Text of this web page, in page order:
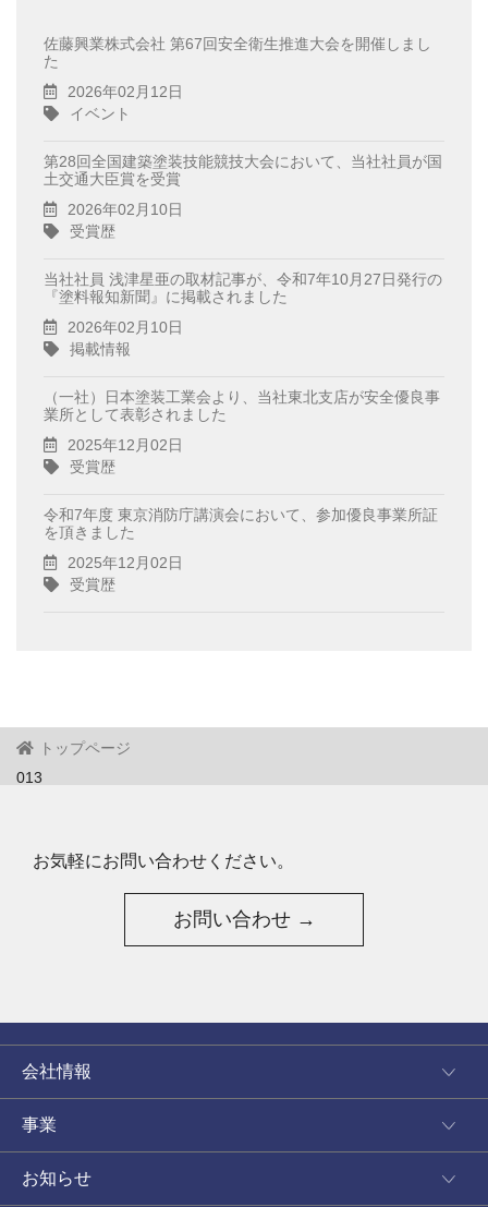
佐藤興業株式会社 第67回安全衛生推進大会を開催しまし
た
2026年02月12日
イベント
第28回全国建築塗装技能競技大会において、当社社員が国
土交通大臣賞を受賞
2026年02月10日
受賞歴
当社社員 浅津星亜の取材記事が、令和7年10月27日発行の
『塗料報知新聞』に掲載されました
2026年02月10日
掲載情報
（一社）日本塗装工業会より、当社東北支店が安全優良事
業所として表彰されました
2025年12月02日
受賞歴
令和7年度 東京消防庁講演会において、参加優良事業所証
を頂きました
2025年12月02日
受賞歴
トップページ
013
お気軽にお問い合わせください。
お問い合わせ →
会社情報
事業
お知らせ